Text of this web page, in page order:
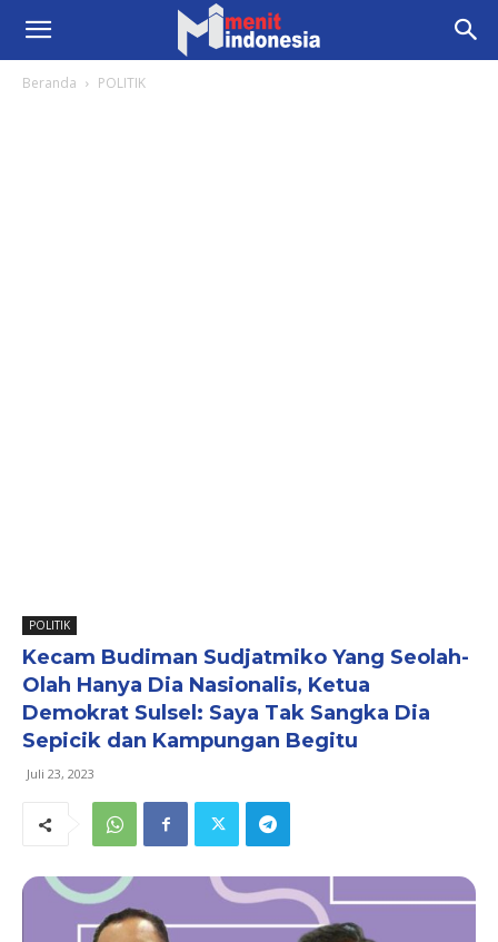
Beranda POLITIK
POLITIK
Kecam Budiman Sudjatmiko Yang Seolah-
Olah Hanya Dia Nasionalis, Ketua
Demokrat Sulsel: Saya Tak Sangka Dia
Sepicik dan Kampungan Begitu
Juli 23, 2023